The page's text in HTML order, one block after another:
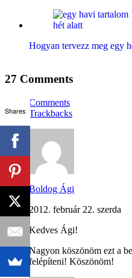
Hogyan tervezz meg egy
27 Comments
Comments
Trackbacks
Boldog Ági
2012. február 22. szerda
Kedves Ági!
Nagyon köszönöm ezt a
felépíteni! Köszönöm!
Shares